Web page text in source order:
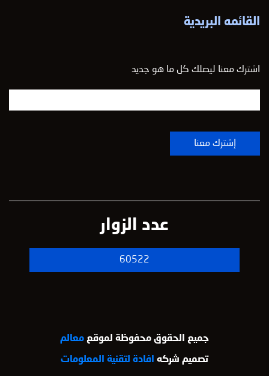
القائمه البريدية
اشترك معنا ليصلك كل ما هو جديد
عدد الزوار
60522
جميع الحقوق محفوظة لموقع معالم
تصميم شركه افادة لتقنية المعلومات